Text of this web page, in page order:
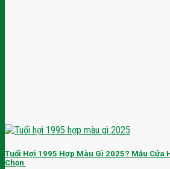
Tuổi Hợi 1995 Hợp Màu Gì 2025? Mẫu Cửa
Chọn